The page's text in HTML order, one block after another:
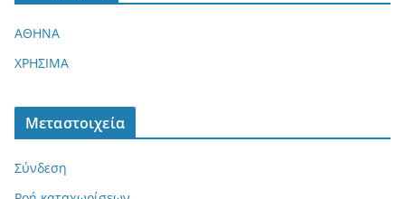
ΑΘΗΝΑ
ΧΡΗΣΙΜΑ
Μεταστοιχεία
Σύνδεση